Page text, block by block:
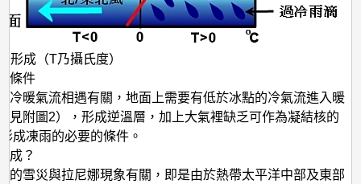
形成（T乃攝氏度）
條件
冷暖氣流相遇有關，地面上需要有低於冰點的冷氣流進入暖
見附圖2），形成逆溫層，加上大氣裡缺乏可作為凝結核的
成凍雨的必要的條件。
成？
的雪災與拉尼娜現象有關，即是由於熱帶太平洋中部及東部